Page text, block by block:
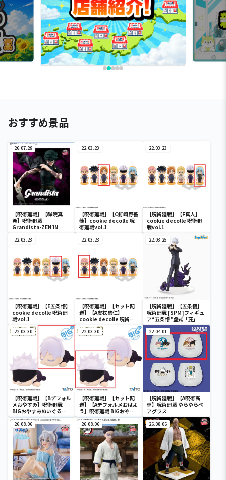
おすすめ景品
26.07.29
【呪術廻戦】【禪院真
希】呪術廻戦
Grandista-ZEN’IN
22.03.23
【呪術廻戦】【C釘崎野薔
薇】cookie decolle 呪
術廻戦vol.1
22.03.23
【呪術廻戦】【F真人】
cookie decolle 呪術廻
戦vol.1
22.03.23
【呪術廻戦】【E五条悟】
cookie decolle 呪術廻
戦vol.1
22.03.23
【呪術廻戦】【セット配
送】【A虎杖悠仁】
cookie decolle 呪術廻
戦vol.1
22.03.25
【呪術廻戦】【五条悟】
呪術廻戦 [SPM]フィギュ
ア“五条悟”虚式「茈」
22.03.30
【呪術廻戦】【Bデフォル
メおやすみ】呪術廻戦
BIGおやすみぬいぐるみ
五条悟
22.03.30
【呪術廻戦】【セット配
送】【Aデフォルメおはよ
う】呪術廻戦 BIGおやす
みぬいぐるみ 五条悟
22.04.01
【呪術廻戦】【A呪術高
専】呪術廻戦 ゆらゆらペ
アグラス
26.08.06 26.08.06 26.08.06